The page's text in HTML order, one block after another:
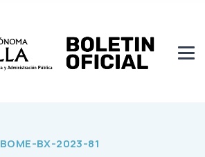
BOME-BX-2023-81